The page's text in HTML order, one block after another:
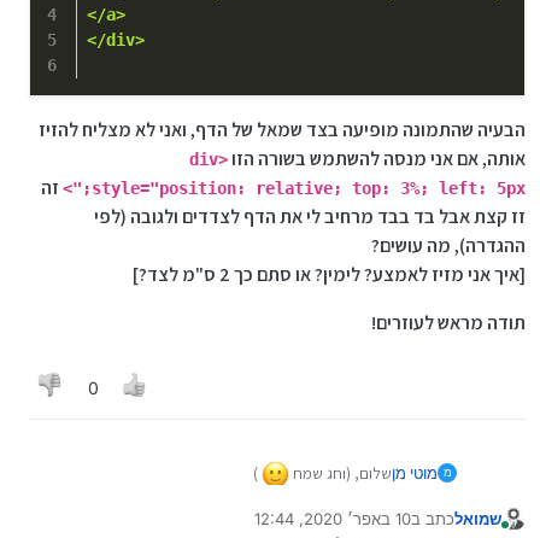
</a>
</div>
הבעיה שהתמונה מופיעה בצד שמאל של הדף, ואני לא מצליח להזיז
אותה, אם אני מנסה להשתמש בשורה הזו
<div
style="position: relative; top: 3%; left: 5px;">
זה
זז קצת אבל בד בבד מרחיב לי את הדף לצדדים ולגובה (לפי
ההגדרה), מה עושים?
[איך אני מזיז לאמצע? לימין? או סתם כך 2 ס"מ לצד?]
תודה מראש לעוזרים!
0
מ מוטי מןשלום, (וחג שמח )
אני שם תמונה בקוד PHP עם הקוד הבא: שמואלכתב ב10 באפר׳ 2020, 12:44
נערך לאחרונה על ידי שמואל